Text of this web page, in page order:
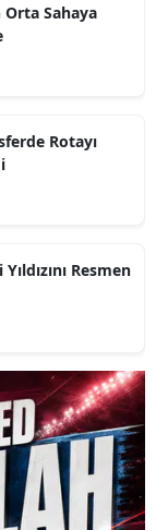
Orta Sahaya
Rotayı
Resmen